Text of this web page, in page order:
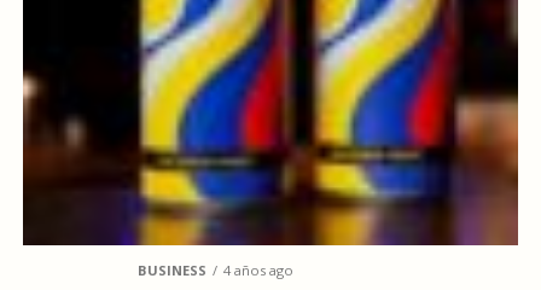
BUSINESS 4 años ago